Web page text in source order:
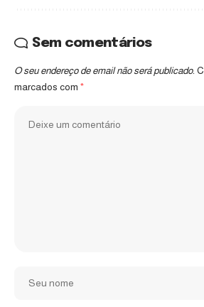
Sem comentários
O seu endereço de email não será publicado.
marcados com *